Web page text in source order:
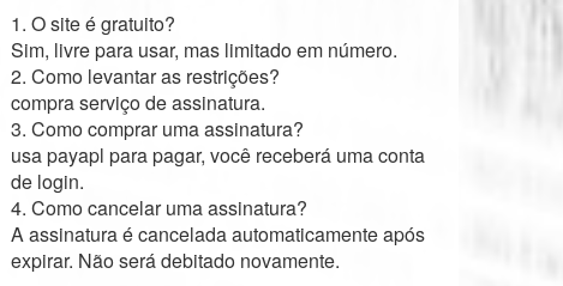
1. O site é gratuito?
Sim, livre para usar, mas limitado em número.
2. Como levantar as restrições?
compra serviço de assinatura.
3. Como comprar uma assinatura?
usa payapl para pagar, você receberá uma conta
de login.
4. Como cancelar uma assinatura?
A assinatura é cancelada automaticamente após
expirar. Não será debitado novamente.